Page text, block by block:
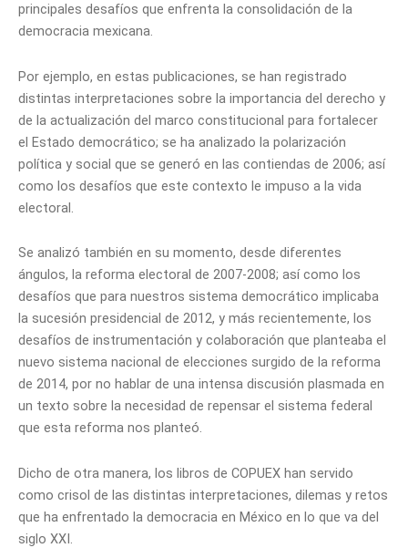
principales desafíos que enfrenta la consolidación de la
democracia mexicana.
Por ejemplo, en estas publicaciones, se han registrado
distintas interpretaciones sobre la importancia del derecho y
de la actualización del marco constitucional para fortalecer
el Estado democrático; se ha analizado la polarización
política y social que se generó en las contiendas de 2006; así
como los desafíos que este contexto le impuso a la vida
electoral.
Se analizó también en su momento, desde diferentes
ángulos, la reforma electoral de 2007-2008; así como los
desafíos que para nuestros sistema democrático implicaba
la sucesión presidencial de 2012, y más recientemente, los
desafíos de instrumentación y colaboración que planteaba el
nuevo sistema nacional de elecciones surgido de la reforma
de 2014, por no hablar de una intensa discusión plasmada en
un texto sobre la necesidad de repensar el sistema federal
que esta reforma nos planteó.
Dicho de otra manera, los libros de COPUEX han servido
como crisol de las distintas interpretaciones, dilemas y retos
que ha enfrentado la democracia en México en lo que va del
siglo XXI.